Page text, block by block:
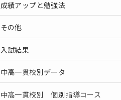
成績アップと勉強法
その他
入試結果
中高一貫校別データ
中高一貫校別 個別指導コース